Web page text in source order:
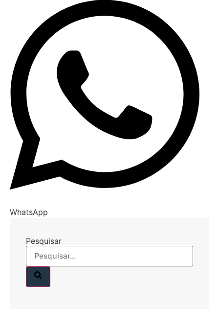
WhatsApp
Pesquisar